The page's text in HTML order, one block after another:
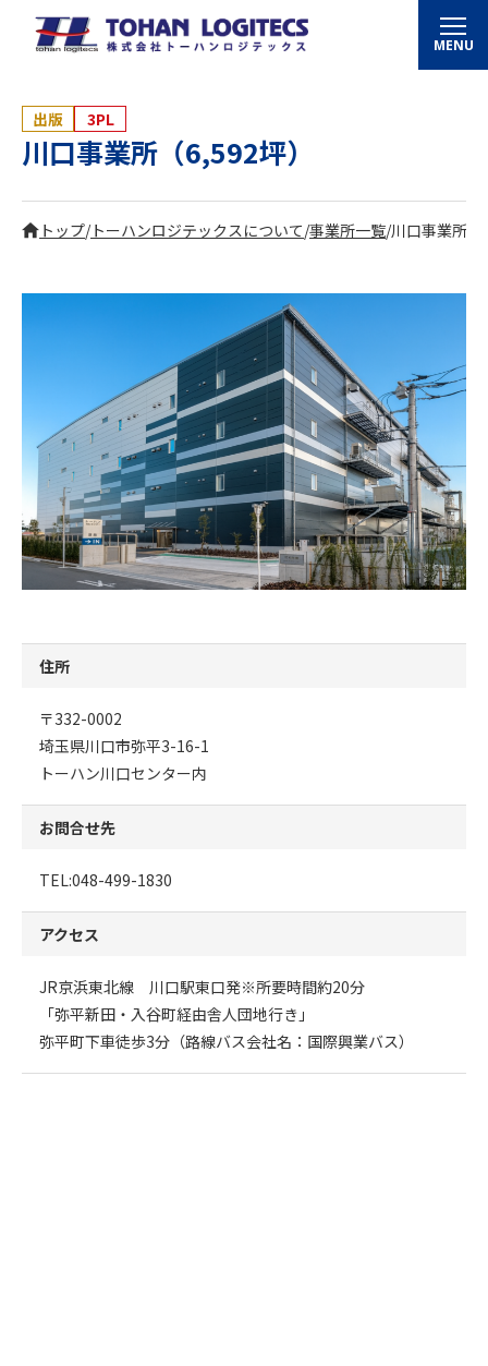
MENU
出版 3PL
川口事業所（6,592坪）
トップ/トーハンロジテックスについて/事業所一覧/川口事業所
住所
〒332-0002
埼玉県川口市弥平3-16-1
トーハン川口センター内
お問合せ先
TEL:048-499-1830
アクセス
JR京浜東北線 川口駅東口発※所要時間約20分
「弥平新田・入谷町経由舎人団地行き」
弥平町下車徒歩3分（路線バス会社名：国際興業バス）